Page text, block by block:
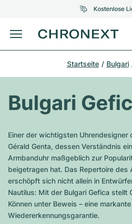
Kostenlose
Menü
AUSGEWÄHLTE MARKEN
Alle Rolex Modelle
Top-Modelle
Air-King
Omega
Alle Omega Modelle
Top-Modelle
Patek Philippe
Alle Patek Philippe Modelle
Top-Modelle
Audemars Piguet
Alle Audemars Piguet Modelle
Cartier
Breitling
Certified Pre-Owned
Schmuck
AUSGEWÄHLTE MARKEN
Tiffany
Louis Vuitton
Gebauer & Gebauer
Van Cleef & Arpels
Bvlgari
Neuzugänge
Service
Startseite Bulgari
Bulgari
Einer der wichtigsten
Gérald Genta, dessen Verständnis
Armbanduhr maßgeblich zur
beigetragen hat. Das Repertoire des
erschöpft sich nicht allein in
Nautilus: Mit der Bulgari Gefica stellt
Können unter Beweis – eine
Wiedererkennungsgarantie.